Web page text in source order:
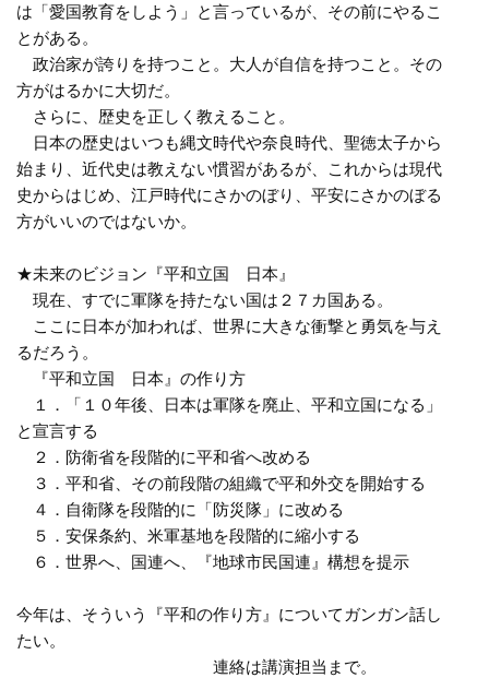
は「愛国教育をしよう」と言っているが、その前にやるこ
とがある。
政治家が誇りを持つこと。大人が自信を持つこと。その
方がはるかに大切だ。
さらに、歴史を正しく教えること。
日本の歴史はいつも縄文時代や奈良時代、聖徳太子から
始まり、近代史は教えない慣習があるが、これからは現代
史からはじめ、江戸時代にさかのぼり、平安にさかのぼる
方がいいのではないか。
★未来のビジョン『平和立国 日本』
現在、すでに軍隊を持たない国は２７カ国ある。
ここに日本が加われば、世界に大きな衝撃と勇気を与え
るだろう。
『平和立国 日本』の作り方
１．「１０年後、日本は軍隊を廃止、平和立国になる」
と宣言する
２．防衛省を段階的に平和省へ改める
３．平和省、その前段階の組織で平和外交を開始する
４．自衛隊を段階的に「防災隊」に改める
５．安保条約、米軍基地を段階的に縮小する
６．世界へ、国連へ、『地球市民国連』構想を提示
今年は、そういう『平和の作り方』についてガンガン話し
たい。
連絡は講演担当まで。